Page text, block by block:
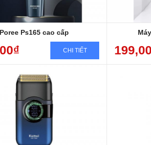
Poree Ps165 cao cấp
CHI TIẾT
hành sản phẩm 12 tháng
phí giao hàng toàn quốc
trọng, Đẳng cấp, Chất lượng
chống nước, cạo êm
Bảo
Miễn
Sang
Sạc